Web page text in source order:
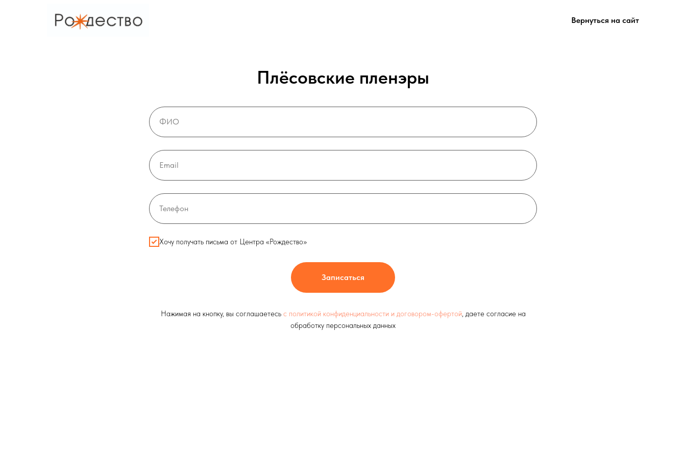
Вернуться на сайт
Плёсовские пленэры
ФИО
Email
Телефон
Хочу получать письма от Центра «Рождество»
Записаться
Нажимая на кнопку, вы соглашаетесь с политикой конфиденциальности и договором-офертой, даете согласие на
обработку персональных данных